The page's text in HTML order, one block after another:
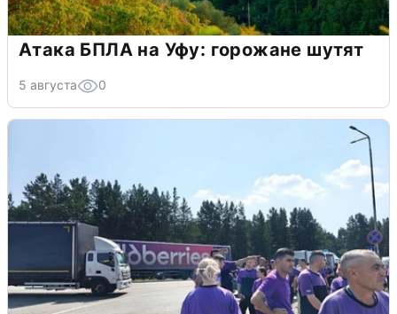
Атака БПЛА на Уфу: горожане шутят
5 августа 0